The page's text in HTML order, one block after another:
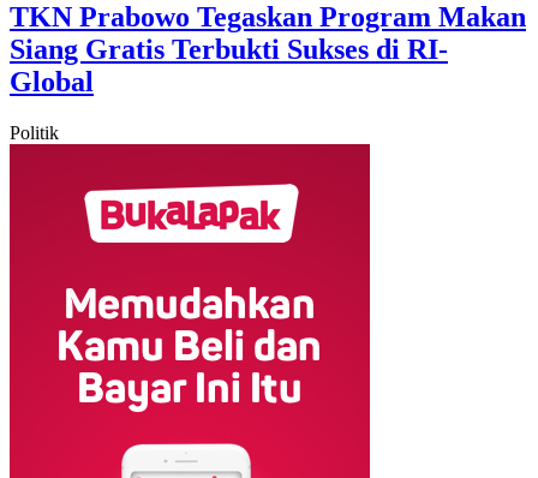
TKN Prabowo Tegaskan Program Makan
Siang Gratis Terbukti Sukses di RI-
Global
Politik